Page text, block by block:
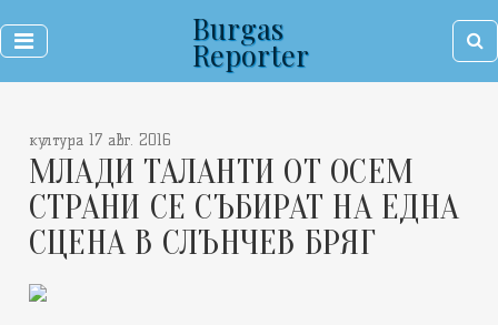
Burgas
Reporter
култура 17 авг. 2016
МЛАДИ ТАЛАНТИ ОТ ОСЕМ
СТРАНИ СЕ СЪБИРАТ НА ЕДНА
СЦЕНА В СЛЪНЧЕВ БРЯГ